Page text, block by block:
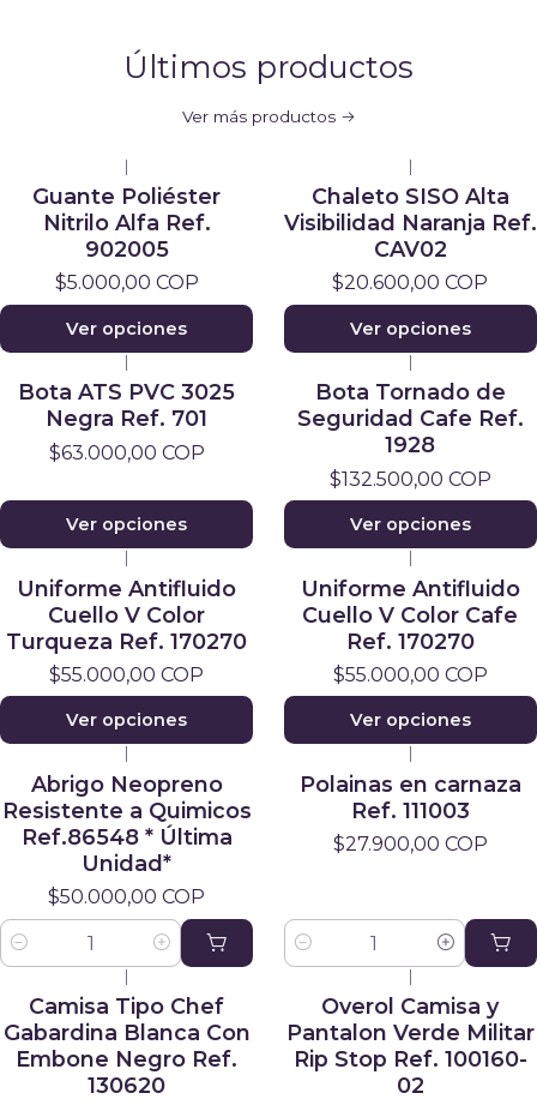
Últimos productos
Ver más productos
Guante Poliéster
Nitrilo Alfa Ref.
902005
$5.000,00 COP
Ver opciones
Chaleto SISO Alta
Visibilidad Naranja Ref.
CAV02
$20.600,00 COP
Ver opciones
Bota ATS PVC 3025
Negra Ref. 701
$63.000,00 COP
Ver opciones
Bota Tornado de
Seguridad Cafe Ref.
1928
$132.500,00 COP
Ver opciones
Uniforme Antifluido
Cuello V Color
Turqueza Ref. 170270
$55.000,00 COP
Ver opciones
Uniforme Antifluido
Cuello V Color Cafe
Ref. 170270
$55.000,00 COP
Ver opciones
Abrigo Neopreno
Resistente a Quimicos
Ref.86548 * Última
Unidad*
$50.000,00 COP
Cantidad
Polainas en carnaza
Ref. 111003
$27.900,00 COP
Cantidad
|
Camisa Tipo Chef
Gabardina Blanca Con
Embone Negro Ref.
130620
|
Overol Camisa y
Pantalon Verde Militar
Rip Stop Ref. 100160-
02